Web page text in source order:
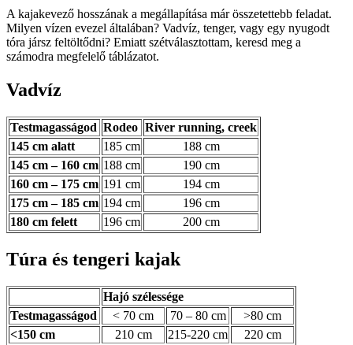
A kajakevező hosszának a megállapítása már összetettebb feladat.
Milyen vízen evezel általában? Vadvíz, tenger, vagy egy nyugodt
tóra jársz feltöltődni? Emiatt szétválasztottam, keresd meg a
számodra megfelelő táblázatot.
Vadvíz
Testmagasságod Rodeo River running, creek
145 cm alatt
185 cm
188 cm
145 cm – 160 cm 188 cm
190 cm
160 cm – 175 cm 191 cm
194 cm
175 cm – 185 cm 194 cm
196 cm
180 cm felett
196 cm 200 cm
Túra és tengeri kajak
Hajó szélessége
Testmagasságod
< 70 cm 70 – 80 cm
>80 cm
<150 cm
210 cm 215-220 cm
220 cm